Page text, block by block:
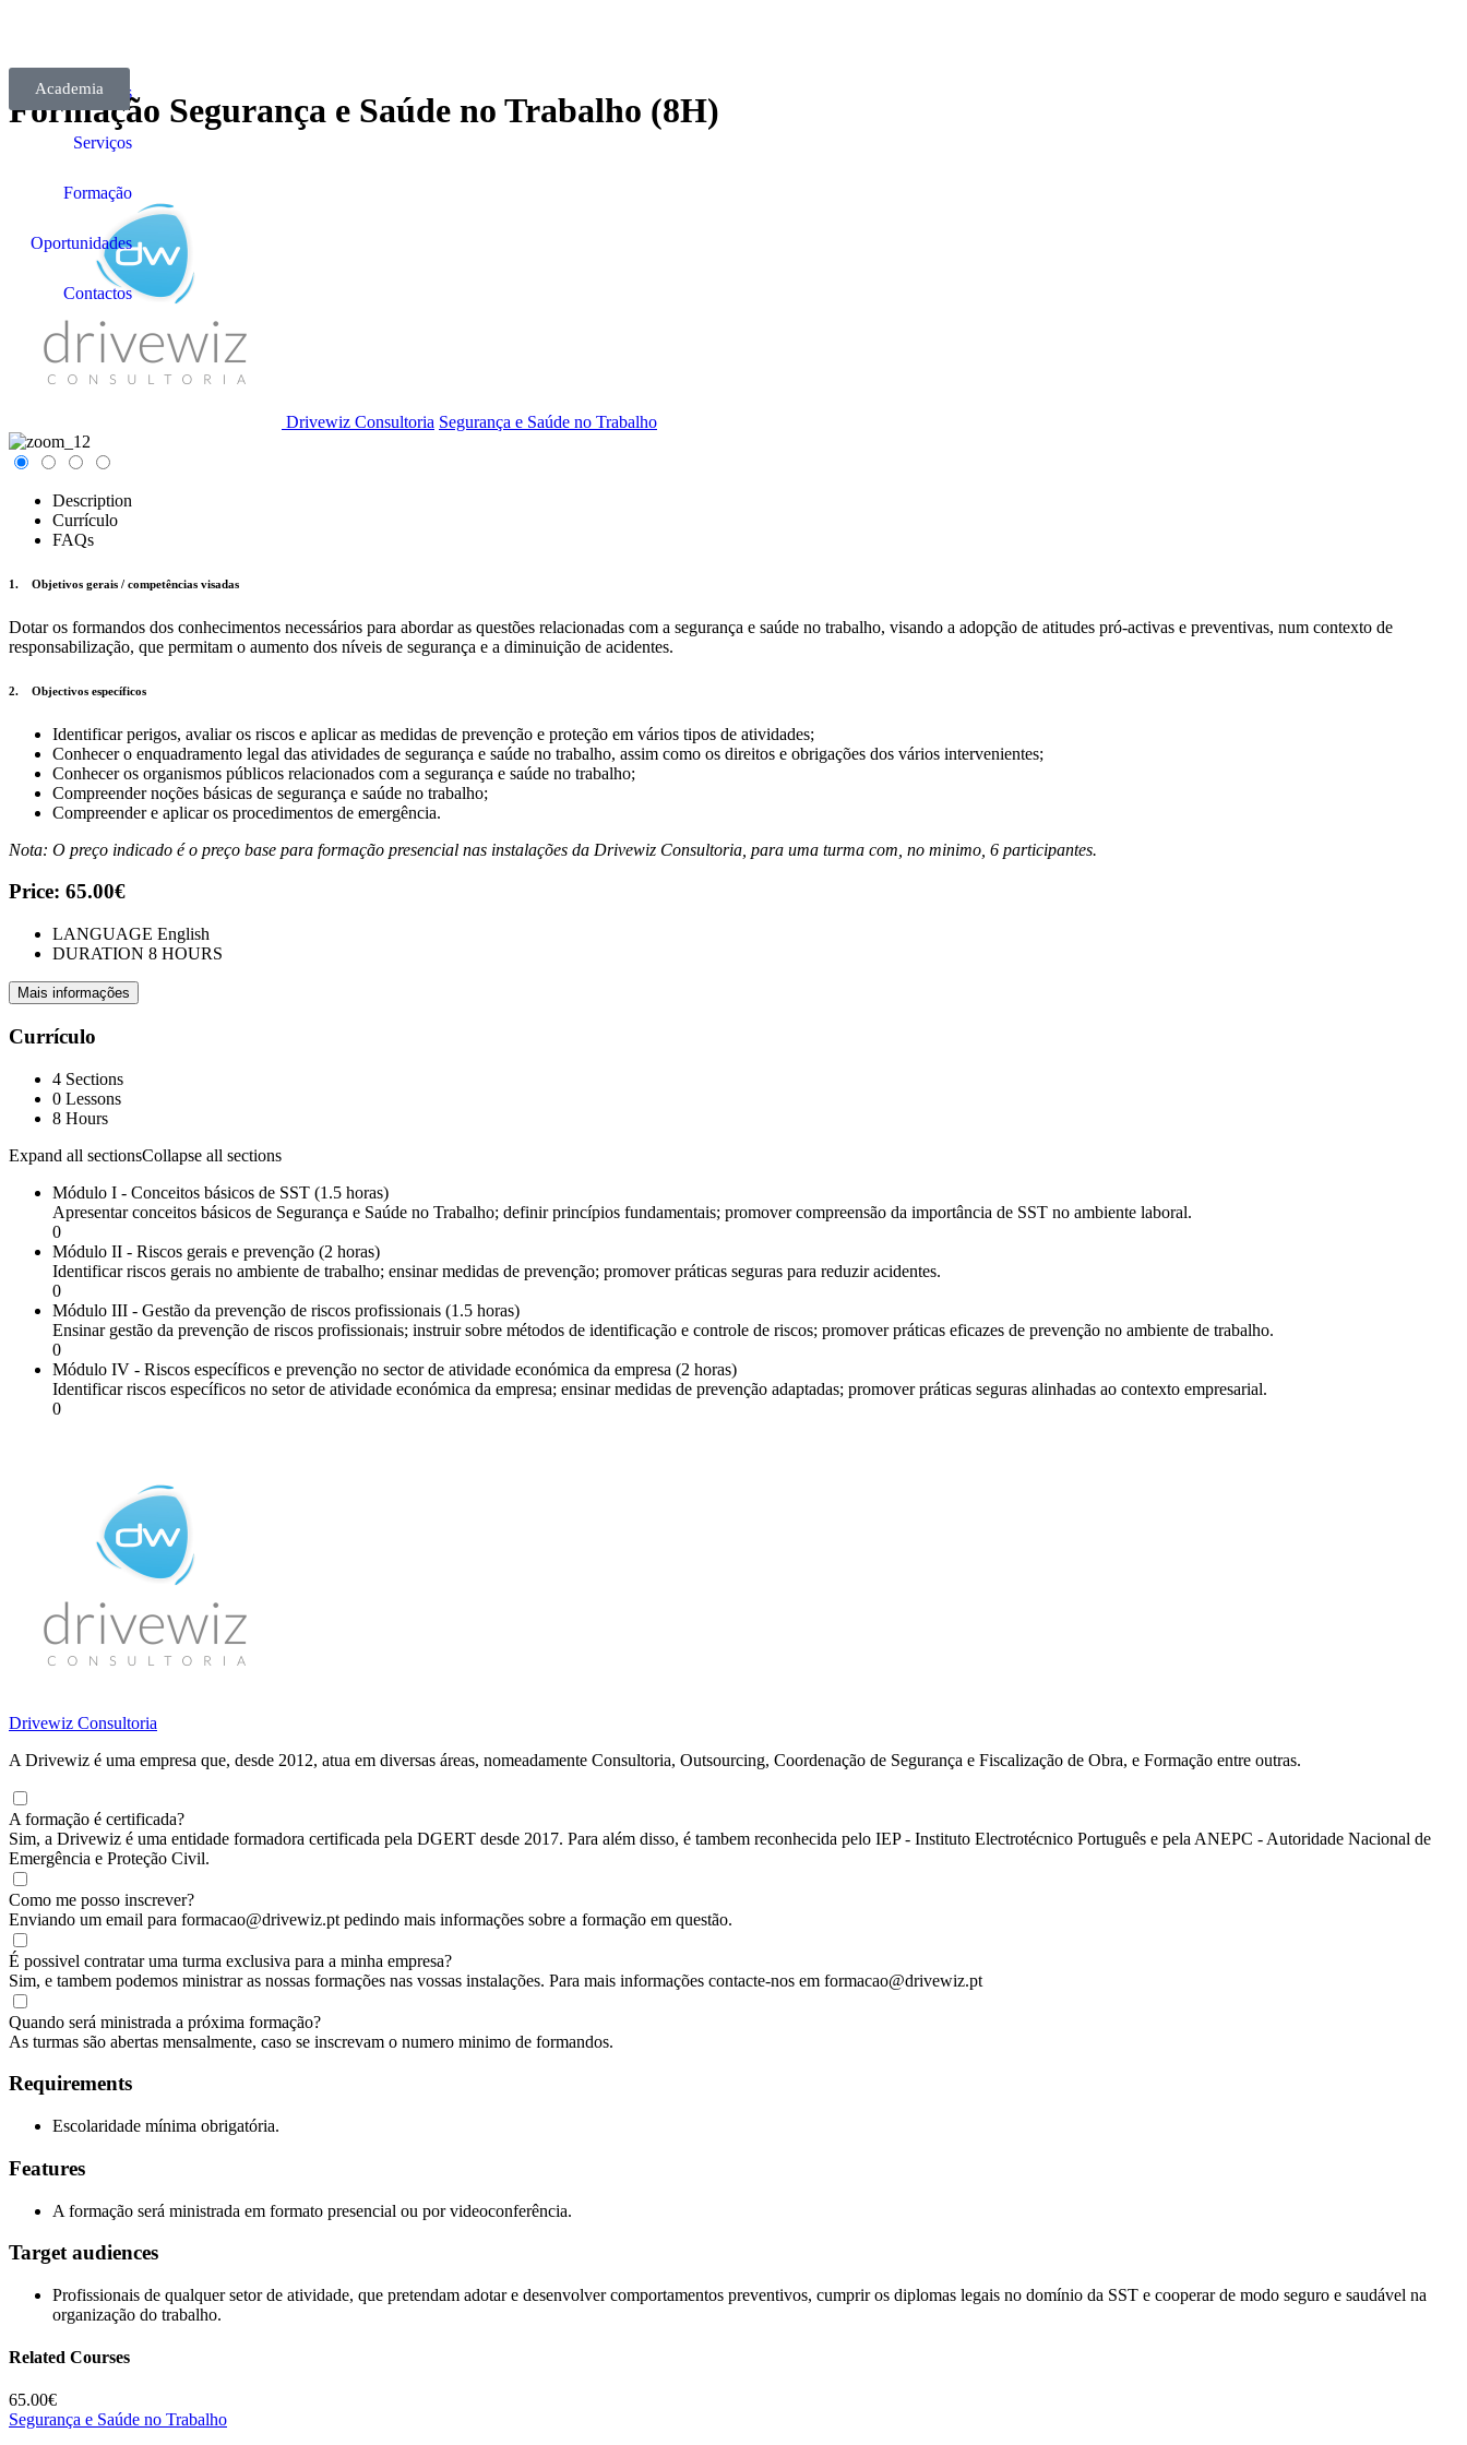
Sobre Nós
Serviços
Formação
Oportunidades
Contactos
Academia
Formação Segurança e Saúde no Trabalho (8H)
Drivewiz Consultoria Segurança e Saúde no Trabalho
Description
Currículo
FAQs
1. Objetivos gerais / competências visadas
Dotar os formandos dos conhecimentos necessários para abordar as questões relacionadas com a segurança e saúde no trabalho, visando a adopção de atitudes pró-activas e preventivas, num contexto de
responsabilização, que permitam o aumento dos níveis de segurança e a diminuição de acidentes.
2. Objectivos específicos
Identificar perigos, avaliar os riscos e aplicar as medidas de prevenção e proteção em vários tipos de atividades;
Conhecer o enquadramento legal das atividades de segurança e saúde no trabalho, assim como os direitos e obrigações dos vários intervenientes;
Conhecer os organismos públicos relacionados com a segurança e saúde no trabalho;
Compreender noções básicas de segurança e saúde no trabalho;
Compreender e aplicar os procedimentos de emergência.
Nota: O preço indicado é o preço base para formação presencial nas instalações da Drivewiz Consultoria, para uma turma com, no minimo, 6 participantes.
Price: 65.00€
LANGUAGE English
DURATION 8 HOURS
Mais informações
Currículo
4 Sections
0 Lessons
8 Hours
Expand all sectionsCollapse all sections
Módulo I - Conceitos básicos de SST (1.5 horas)
Apresentar conceitos básicos de Segurança e Saúde no Trabalho; definir princípios fundamentais; promover compreensão da importância de SST no ambiente laboral.
0
Módulo II - Riscos gerais e prevenção (2 horas)
Identificar riscos gerais no ambiente de trabalho; ensinar medidas de prevenção; promover práticas seguras para reduzir acidentes.
0
Módulo III - Gestão da prevenção de riscos profissionais (1.5 horas)
Ensinar gestão da prevenção de riscos profissionais; instruir sobre métodos de identificação e controle de riscos; promover práticas eficazes de prevenção no ambiente de trabalho.
0
Módulo IV - Riscos específicos e prevenção no sector de atividade económica da empresa (2 horas)
Identificar riscos específicos no setor de atividade económica da empresa; ensinar medidas de prevenção adaptadas; promover práticas seguras alinhadas ao contexto empresarial.
0
Drivewiz Consultoria
A Drivewiz é uma empresa que, desde 2012, atua em diversas áreas, nomeadamente Consultoria, Outsourcing, Coordenação de Segurança e Fiscalização de Obra, e Formação entre outras.
A formação é certificada?
Sim, a Drivewiz é uma entidade formadora certificada pela DGERT desde 2017. Para além disso, é tambem reconhecida pelo IEP - Instituto Electrotécnico Português e pela ANEPC - Autoridade Nacional de
Emergência e Proteção Civil.
Como me posso inscrever?
Enviando um email para formacao@drivewiz.pt pedindo mais informações sobre a formação em questão.
É possivel contratar uma turma exclusiva para a minha empresa?
Sim, e tambem podemos ministrar as nossas formações nas vossas instalações. Para mais informações contacte-nos em formacao@drivewiz.pt
Quando será ministrada a próxima formação?
As turmas são abertas mensalmente, caso se inscrevam o numero minimo de formandos.
Requirements
Escolaridade mínima obrigatória.
Features
A formação será ministrada em formato presencial ou por videoconferência.
Target audiences
Profissionais de qualquer setor de atividade, que pretendam adotar e desenvolver comportamentos preventivos, cumprir os diplomas legais no domínio da SST e cooperar de modo seguro e saudável na
organização do trabalho.
Related Courses
65.00€
Segurança e Saúde no Trabalho